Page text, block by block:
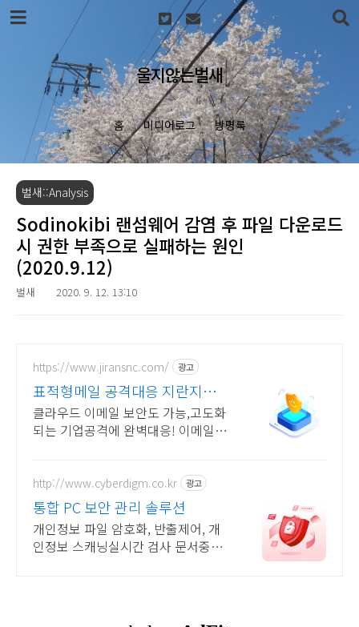
본문 바로가기
울지않는벌새
홈 미디어로그 방명록
벌새::Analysis
Sodinokibi 랜섬웨어 감염 후 파일 다운로드
시 권한 부족으로 실패하는 원인
(2020.9.12)
벌새 2020. 9. 12. 13:10
https://www.jiransnc.com/ 광고
표적형메일 공격대응 지란지교
IT 보안솔루션 전문기업
클라우드 이메일 보안도 가능,고도화
되는 기업공격에 완벽대응! 이메일 시
http://www.cyberdigm.co.kr 광고
통합 PC 보안 관리 솔루션
개인정보 파일 암호화, 반출제어, 개
인정보 스캐닝실시간 검사 문서중앙